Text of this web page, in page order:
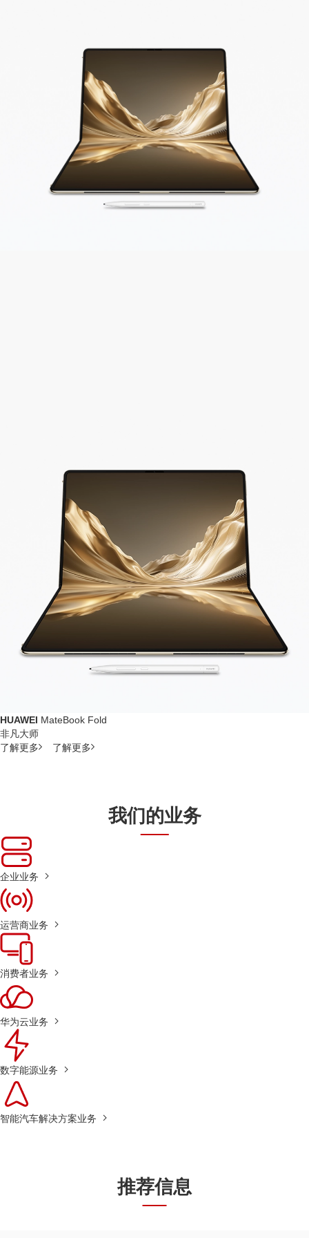
HUAWEI MateBook Fold
非凡大师
了解更多
了解更多
我们的业务
企业业务
运营商业务
消费者业务
华为云业务
数字能源业务
智能汽车解决方案业务
推荐信息